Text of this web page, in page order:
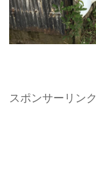
スポンサーリンク